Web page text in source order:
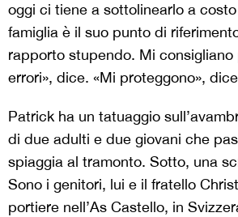
oggi ci tiene a sottolinearlo a
famiglia è il suo punto di
rapporto stupendo. Mi consigliano
errori», dice. «Mi proteggono»,
Patrick ha un tatuaggio
di due adulti e due giovani che
spiaggia al tramonto. Sotto, una
Sono i genitori, lui e il fratello
portiere nell’As Castello, in